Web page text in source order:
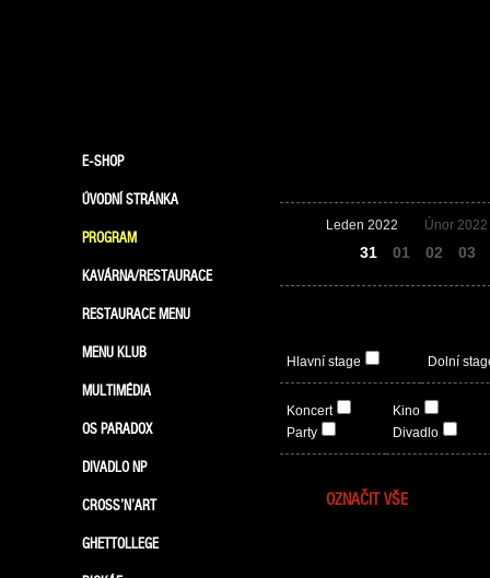
E-SHOP
ÚVODNÍ STRÁNKA
PROGRAM
KAVÁRNA/RESTAURACE
RESTAURACE MENU
MENU KLUB
MULTIMÉDIA
OS PARADOX
DIVADLO NP
CROSS’N’ART
GHETTOLLEGE
Leden 2022
31 01
Únor 2022
02 03
Hlavní stage Dolní
Koncert
Party
Kino
Divadlo
OZNAČIT VŠE